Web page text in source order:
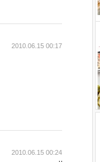
2010.06.15 00:17
2010.06.15 00:24